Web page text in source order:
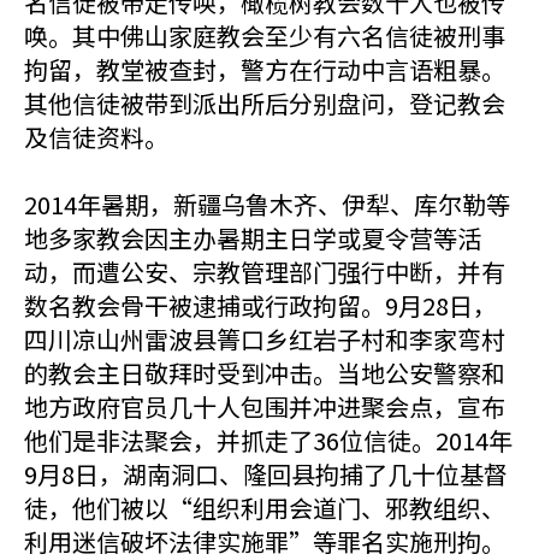
唤。其中佛山家庭教会至少有六名信徒被刑事
拘留，教堂被查封，警方在行动中言语粗暴。
其他信徒被带到派出所后分别盘问，登记教会
及信徒资料。
2014年暑期，新疆乌鲁木齐、伊犁、库尔勒等
地多家教会因主办暑期主日学或夏令营等活
动，而遭公安、宗教管理部门强行中断，并有
数名教会骨干被逮捕或行政拘留。9月28日，
四川凉山州雷波县箐口乡红岩子村和李家弯村
的教会主日敬拜时受到冲击。当地公安警察和
地方政府官员几十人包围并冲进聚会点，宣布
他们是非法聚会，并抓走了36位信徒。2014年
9月8日，湖南洞口、隆回县拘捕了几十位基督
徒，他们被以“组织利用会道门、邪教组织、
利用迷信破坏法律实施罪”等罪名实施刑拘。